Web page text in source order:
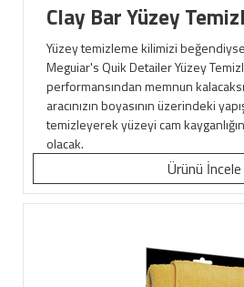
Clay Bar Yüzey
Yüzey temizleme kilimizi
Meguiar's Quik Detailer Yüzey
performansından memnun
aracınızın boyasının üzerindeki
temizleyerek yüzeyi cam
olacak.
Ürünü İncele